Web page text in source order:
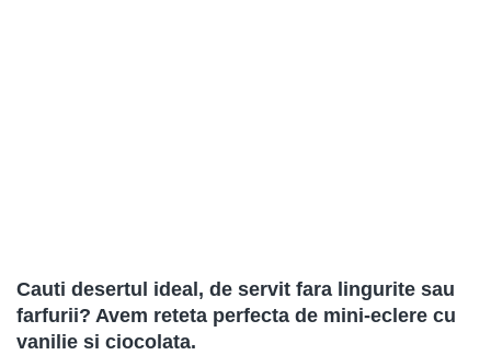
Cauti desertul ideal, de servit fara lingurite sau
farfurii? Avem reteta perfecta de mini-eclere cu
vanilie si ciocolata.